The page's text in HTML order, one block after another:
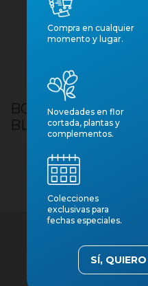
BOBINA KRAFT
BLANQUES
Compra en cualquier
momento y lugar.
Novedades en flor
cortada, plantas y
complementos.
Colecciones
exclusivas para
fechas especiales.
SÍ,